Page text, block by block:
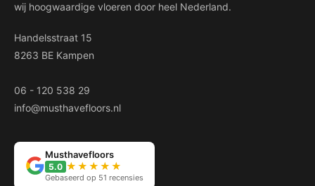
wij hoogwaardige vloeren door heel Nederland.
Handelsstraat 15
8263 BE Kampen
06 - 120 538 29
info@musthavefloors.nl
Musthavefloors
5.0 ★★★★★
Gebaseerd op 51 recensies